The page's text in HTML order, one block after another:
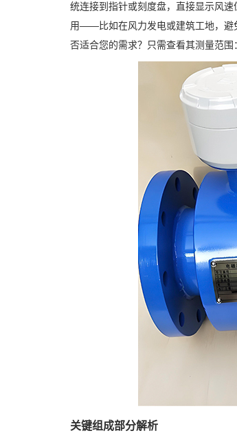
统连接到指针或刻度盘，直接显示风
用——比如在风力发电或建筑工地，避
否适合您的需求？只需查看其测量范
关键组成部分解析